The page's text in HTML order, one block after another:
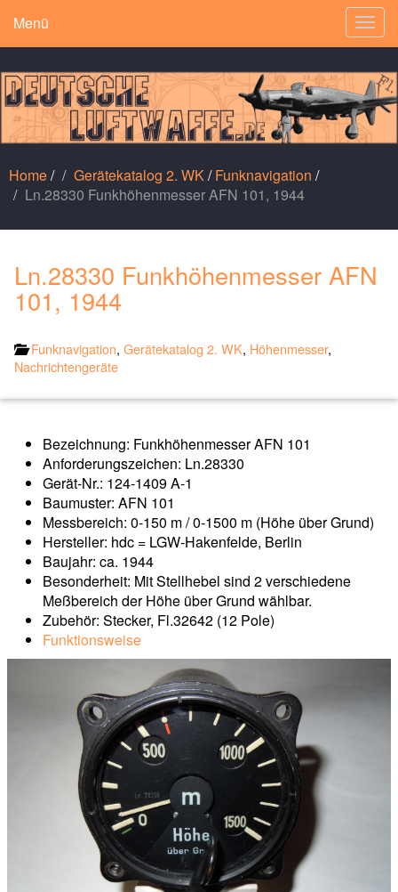
Menü
Home/ Gerätekatalog 2. WK/Funknavigation /
Ln.28330 Funkhöhenmesser AFN 101, 1944
Ln.28330 Funkhöhenmesser AFN
101, 1944
Funknavigation, Gerätekatalog 2. WK, Höhenmesser,
Nachrichtengeräte
Bezeichnung: Funkhöhenmesser AFN 101
Anforderungszeichen: Ln.28330
Gerät-Nr.: 124-1409 A-1
Baumuster: AFN 101
Messbereich: 0-150 m / 0-1500 m (Höhe über Grund)
Hersteller: hdc = LGW-Hakenfelde, Berlin
Baujahr: ca. 1944
Besonderheit: Mit Stellhebel sind 2 verschiedene
Meßbereich der Höhe über Grund wählbar.
Zubehör: Stecker, Fl.32642 (12 Pole)
Funktionsweise